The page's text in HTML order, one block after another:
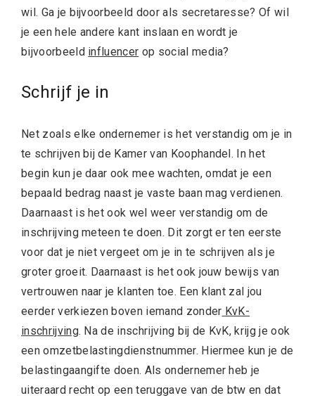
wil. Ga je bijvoorbeeld door als secretaresse? Of wil
je een hele andere kant inslaan en wordt je
bijvoorbeeld influencer op social media?
Schrijf je in
Net zoals elke ondernemer is het verstandig om je in
te schrijven bij de Kamer van Koophandel. In het
begin kun je daar ook mee wachten, omdat je een
bepaald bedrag naast je vaste baan mag verdienen.
Daarnaast is het ook wel weer verstandig om de
inschrijving meteen te doen. Dit zorgt er ten eerste
voor dat je niet vergeet om je in te schrijven als je
groter groeit. Daarnaast is het ook jouw bewijs van
vertrouwen naar je klanten toe. Een klant zal jou
eerder verkiezen boven iemand zonder KvK-
inschrijving. Na de inschrijving bij de KvK, krijg je ook
een omzetbelastingdienstnummer. Hiermee kun je de
belastingaangifte doen. Als ondernemer heb je
uiteraard recht op een teruggave van de btw en dat